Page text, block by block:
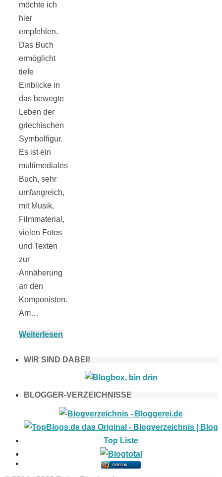
möchte ich
hier
empfehlen.
Das Buch
ermöglicht
tiefe
Einblicke in
das bewegte
Leben der
griechischen
Symbolfigur.
Es ist ein
multimediales
Buch, sehr
umfangreich,
mit Musik,
Filmmaterial,
vielen Fotos
und Texten
zur
Annäherung
an den
Komponisten.
Am…
Weiterlesen
WIR SIND DABEI!
BLOGGER-VERZEICHNISSE
FIREFOX